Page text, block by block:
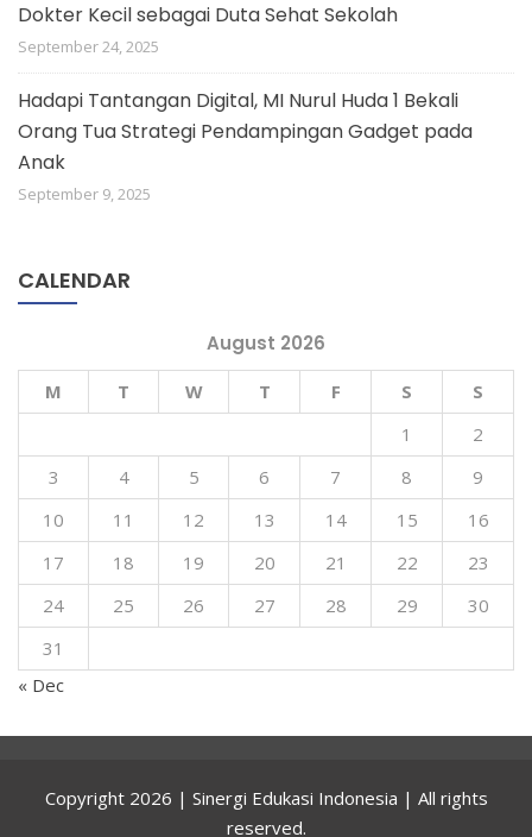
Dokter Kecil sebagai Duta Sehat Sekolah
September 24, 2025
Hadapi Tantangan Digital, MI Nurul Huda 1 Bekali
Orang Tua Strategi Pendampingan Gadget pada
Anak
September 9, 2025
CALENDAR
August 2026
M T W T F S
S
1
2
3
4 5 6 7 8
9
10
11 12 13 14 15
16
17
18 19 20 21 22
23
24
25 26 27 28 29
30
31
« Dec
Copyright 2026 | Sinergi Edukasi Indonesia | All rights
reserved.